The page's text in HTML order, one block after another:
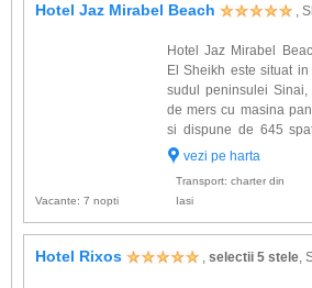
Hotel Jaz Mirabel Beach
,
Hotel Jaz Mirabel
El Sheikh este situat
sudul peninsulei Sinai,
de mers cu masina
si dispune de 645
dotate cu: TV satelit,
uscator de ...
vezi pe harta
Vacante: 7 nopti
Transport: charter din
Iasi
Hotel Rixos , selectii 5 stele,